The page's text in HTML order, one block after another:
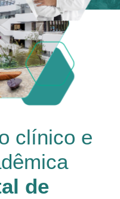
clínico e
de